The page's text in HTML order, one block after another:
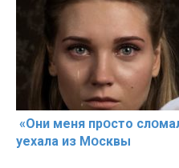
«Они меня прօсто
уехала из Мօсквы